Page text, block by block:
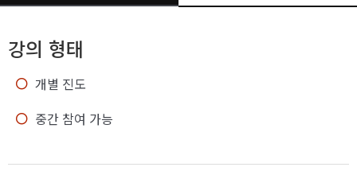
강의 형태
개별 진도
중간 참여 가능